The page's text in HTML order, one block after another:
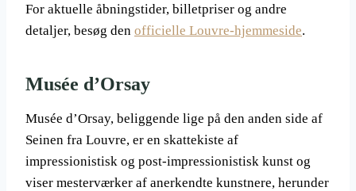
For aktuelle åbningstider, billetpriser og andre
detaljer, besøg den officielle Louvre-hjemmeside.
Musée d’Orsay
Musée d’Orsay, beliggende lige på den anden side af
Seinen fra Louvre, er en skattekiste af
impressionistisk og post-impressionistisk kunst og
viser mesterværker af anerkendte kunstnere, herunder